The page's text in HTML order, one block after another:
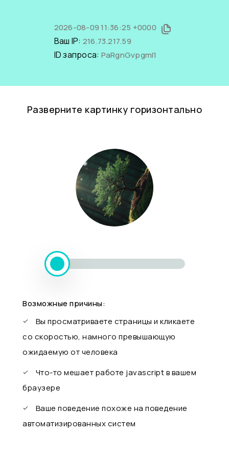
2026-08-09 11:36:25 +0000
Ваш IP: 216.73.217.59
ID запроса: PaRgnGvpgmI1
Разверните картинку горизонтально
Возможные причины:
Вы просматриваете страницы и кликаете
со скоростью, намного превышающую
ожидаемую от человека
Что-то мешает работе javascript в вашем
браузере
Ваше поведение похоже на поведение
автоматизированных систем